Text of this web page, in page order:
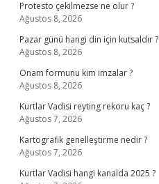
Protesto çekilmezse ne olur ?
Ağustos 8, 2026
Pazar günü hangi din için kutsaldır ?
Ağustos 8, 2026
Onam formunu kim imzalar ?
Ağustos 8, 2026
Kurtlar Vadisi reyting rekoru kaç ?
Ağustos 7, 2026
Kartografik genelleştirme nedir ?
Ağustos 7, 2026
Kurtlar Vadisi hangi kanalda 2025 ?